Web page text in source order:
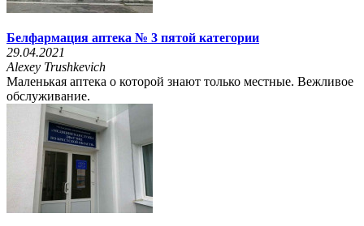
Белфармация аптека № 3 пятой категории
29.04.2021
Alexey Trushkevich
Маленькая аптека о которой знают только местные. Вежливое
обслуживание.